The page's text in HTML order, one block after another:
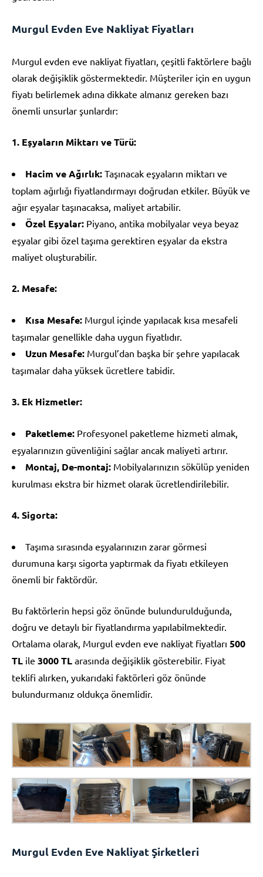
Murgul Evden Eve Nakliyat Fiyatları
Murgul evden eve nakliyat fiyatları, çeşitli faktörlere bağlı
olarak değişiklik göstermektedir. Müşteriler için en uygun
fiyatı belirlemek adına dikkate almanız gereken bazı
önemli unsurlar şunlardır:
1. Eşyaların Miktarı ve Türü:
Hacim ve Ağırlık: Taşınacak eşyaların miktarı ve
toplam ağırlığı fiyatlandırmayı doğrudan etkiler. Büyük ve
ağır eşyalar taşınacaksa, maliyet artabilir.
Özel Eşyalar: Piyano, antika mobilyalar veya beyaz
eşyalar gibi özel taşıma gerektiren eşyalar da ekstra
maliyet oluşturabilir.
2. Mesafe:
Kısa Mesafe: Murgul içinde yapılacak kısa mesafeli
taşımalar genellikle daha uygun fiyatlıdır.
Uzun Mesafe: Murgul’dan başka bir şehre yapılacak
taşımalar daha yüksek ücretlere tabidir.
3. Ek Hizmetler:
Paketleme: Profesyonel paketleme hizmeti almak,
eşyalarınızın güvenliğini sağlar ancak maliyeti artırır.
Montaj, De-montaj: Mobilyalarınızın sökülüp yeniden
kurulması ekstra bir hizmet olarak ücretlendirilebilir.
4. Sigorta:
Taşıma sırasında eşyalarınızın zarar görmesi
durumuna karşı sigorta yaptırmak da fiyatı etkileyen
önemli bir faktördür.
Bu faktörlerin hepsi göz önünde bulundurulduğunda,
doğru ve detaylı bir fiyatlandırma yapılabilmektedir.
Ortalama olarak, Murgul evden eve nakliyat fiyatları 500
TL ile 3000 TL arasında değişiklik gösterebilir. Fiyat
teklifi alırken, yukarıdaki faktörleri göz önünde
bulundurmanız oldukça önemlidir.
Murgul Evden Eve Nakliyat Şirketleri